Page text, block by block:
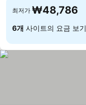
최저가 ₩48,786
6개 사이트의 요금 보기